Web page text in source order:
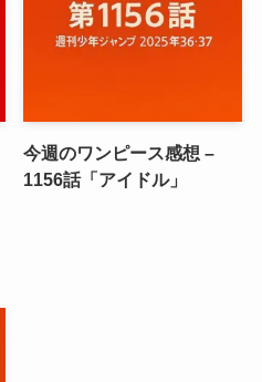
今週のワンピース感想 –
1156話「アイドル」